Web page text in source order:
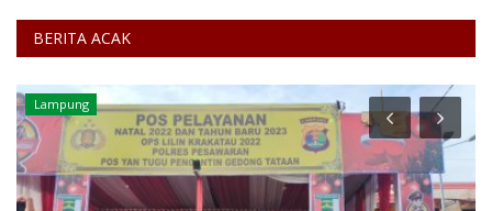
BERITA ACAK
Lampung